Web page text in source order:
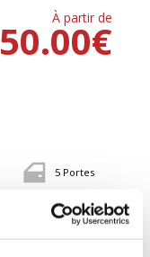
À partir de
€
50.00
5 Portes
82 CV